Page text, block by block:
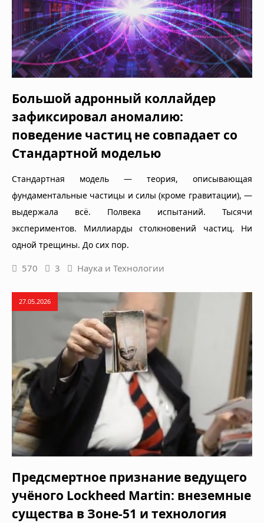
Большой адронный коллайдер
зафиксировал аномалию:
поведение частиц не совпадает со
Стандартной моделью
Стандартная модель — теория, описывающая
фундаментальные частицы и силы (кроме гравитации), —
выдержала всё. Полвека испытаний. Тысячи
экспериментов. Миллиарды столкновений частиц. Ни
одной трещины. До сих пор.
570 3 Наука и Технологии
27.05.2026
Предсмертное признание ведущего
учёного Lockheed Martin: внеземные
существа в Зоне-51 и технология